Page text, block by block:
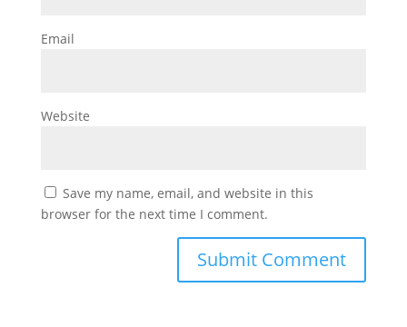
Email
Website
Save my name, email, and website in this
browser for the next time I comment.